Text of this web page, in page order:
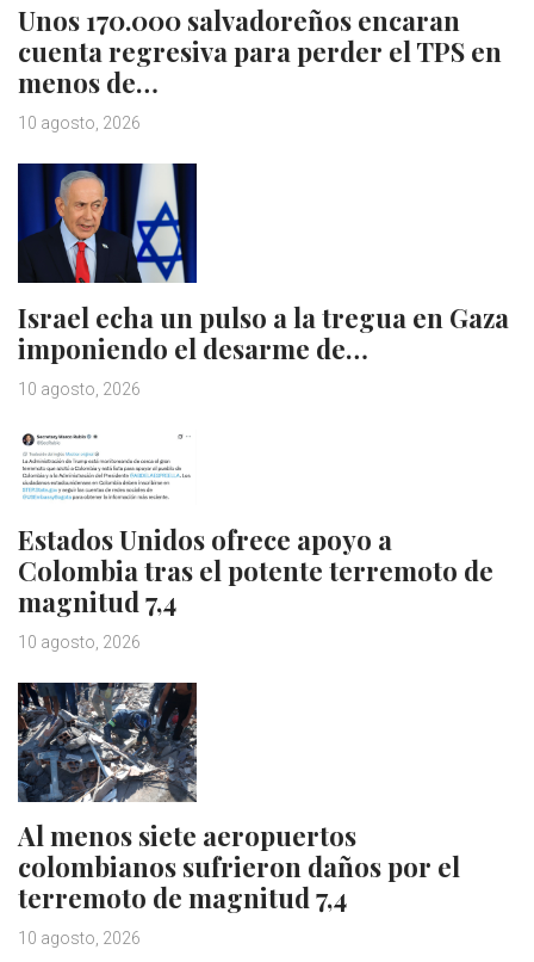
Unos 170.000 salvadoreños encaran
cuenta regresiva para perder el TPS en
menos de…
10 agosto, 2026
Israel echa un pulso a la tregua en Gaza
imponiendo el desarme de…
10 agosto, 2026
Estados Unidos ofrece apoyo a
Colombia tras el potente terremoto de
magnitud 7,4
10 agosto, 2026
Al menos siete aeropuertos
colombianos sufrieron daños por el
terremoto de magnitud 7,4
10 agosto, 2026